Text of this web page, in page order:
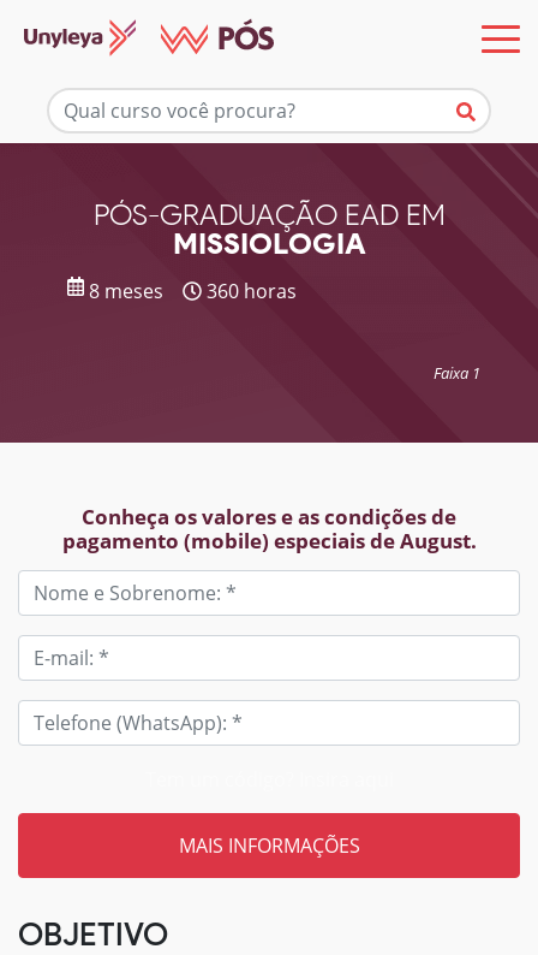
PÓS-GRADUAÇÃO EAD EM
MISSIOLOGIA
8 meses 360 horas
Faixa 1
Conheça os valores e as condições de
pagamento (mobile) especiais de August.
Mais informações
OBJETIVO